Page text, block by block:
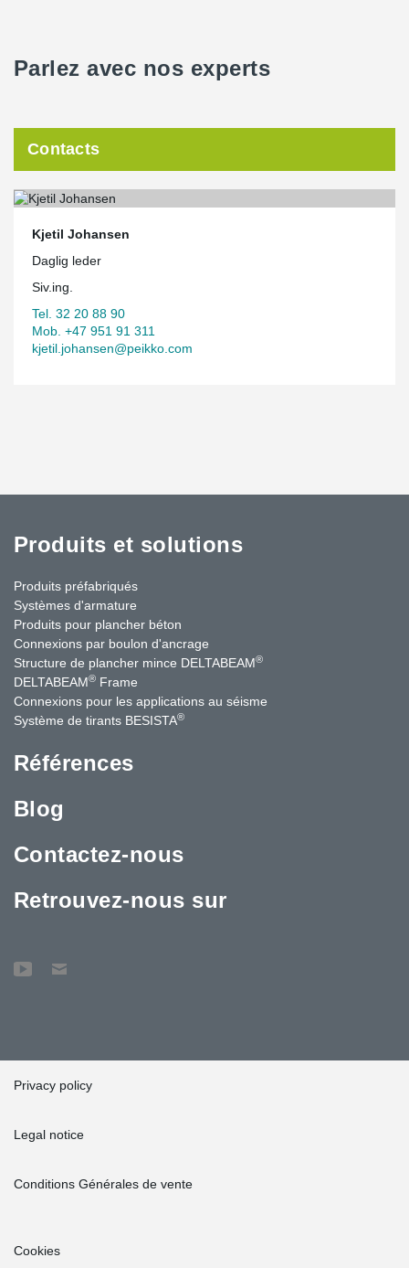
Parlez avec nos experts
Contacts
Kjetil Johansen
Daglig leder
Siv.ing.
Tel. 32 20 88 90
Mob. +47 951 91 311
kjetil.johansen@peikko.com
Produits et solutions
Produits préfabriqués
Systèmes d'armature
Produits pour plancher béton
Connexions par boulon d'ancrage
Structure de plancher mince DELTABEAM®
DELTABEAM® Frame
Connexions pour les applications au séisme
Système de tirants BESISTA®
Références
Blog
Contactez-nous
Retrouvez-nous sur
Privacy policy
Legal notice
Conditions Générales de vente
Cookies